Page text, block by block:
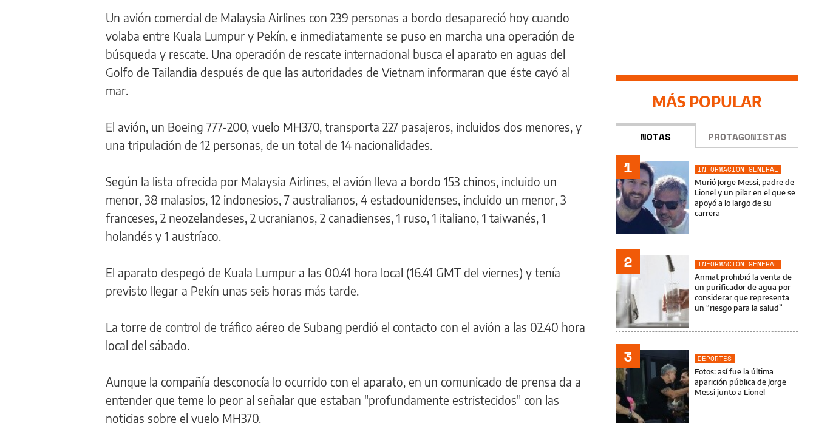
Un avión comercial de Malaysia Airlines con 239 personas a bordo desapareció hoy cuando
volaba entre Kuala Lumpur y Pekín, e inmediatamente se puso en marcha una operación de
búsqueda y rescate. Una operación de rescate internacional busca el aparato en aguas del
Golfo de Tailandia después de que las autoridades de Vietnam informaran que éste cayó al
mar.
El avión, un Boeing 777-200, vuelo MH370, transporta 227 pasajeros, incluidos dos menores, y
una tripulación de 12 personas, de un total de 14 nacionalidades.
Según la lista ofrecida por Malaysia Airlines, el avión lleva a bordo 153 chinos, incluido un
menor, 38 malasios, 12 indonesios, 7 australianos, 4 estadounidenses, incluido un menor, 3
franceses, 2 neozelandeses, 2 ucranianos, 2 canadienses, 1 ruso, 1 italiano, 1 taiwanés, 1
holandés y 1 austríaco.
El aparato despegó de Kuala Lumpur a las 00.41 hora local (16.41 GMT del viernes) y tenía
previsto llegar a Pekín unas seis horas más tarde.
La torre de control de tráfico aéreo de Subang perdió el contacto con el avión a las 02.40 hora
local del sábado.
Aunque la compañía desconocía lo ocurrido con el aparato, en un comunicado de prensa da a
entender que teme lo peor al señalar que estaban "profundamente estristecidos" con las
noticias sobre el vuelo MH370.
MÁS POPULAR
NOTAS PROTAGONISTAS
1
INFORMACIÓN GENERAL
Murió Jorge Messi, padre de
Lionel y un pilar en el que se
apoyó a lo largo de su
carrera
2
INFORMACIÓN GENERAL
Anmat prohibió la venta de
un purificador de agua por
considerar que representa
un “riesgo para la salud”
3
DEPORTES
Fotos: así fue la última
aparición pública de Jorge
Messi junto a Lionel